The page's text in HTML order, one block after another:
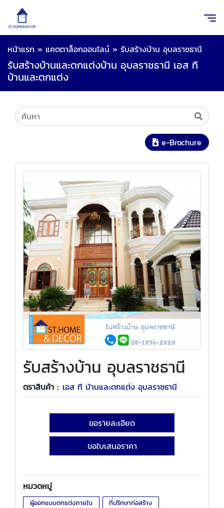
หน้าแรก » แคตตาล็อกออนไลน์ » รับสร้างบ้าน อุบลราชธานี
รับสร้างบ้านและตกแต่งบ้าน อุบลราชธานี เอส ที
บ้านและตกแต่ง
e-Brochure
รับสร้างบ้าน อุบลราชธานี
ตราสินค้า : เอส ที บ้านและตกแต่ง อุบลราชธานี
ขอรายละเอียด
ขอใบเสนอราคา
หมวดหมู่
ผู้ออกแบบตกแต่งภายใน
ที่ปรึกษาก่อสร้าง